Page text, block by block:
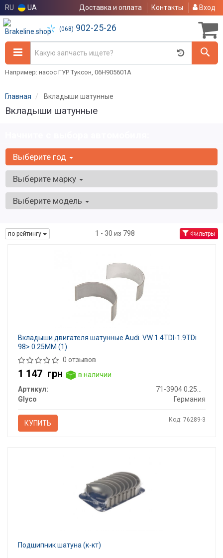
RU UA Доставка и оплата Контакты Вход
(068) 902-25-26
Например: насос ГУР Туксон, 06H905601A
Главная Вкладыши шатунные
Вкладыши шатунные
Выберите год
Выберите марку
Выберите модель
по рейтингу 1 - 30 из 798 Фильтры
Вкладыши двигателя шатунные Audi. VW 1.4TDI-1.9TDi
98> 0.25MM (1)
0 отзывов
1 147 грн
в наличии
Артикул:
Glyco
Германия
КУПИТЬ Код: 76289-3
Подшипник шатуна (к-кт)